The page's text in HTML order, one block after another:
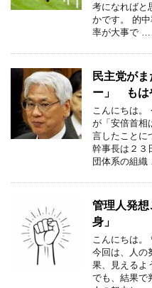
考になればと
かです。 的
率が大事で …
民主党が
ー」 もは
こんにちは。
が「安倍首相
言したこと
幹事長は２３
団体系の組
管理人発
身」
こんにちは。
今回は、人の
果、見えるよ
でも、結果で